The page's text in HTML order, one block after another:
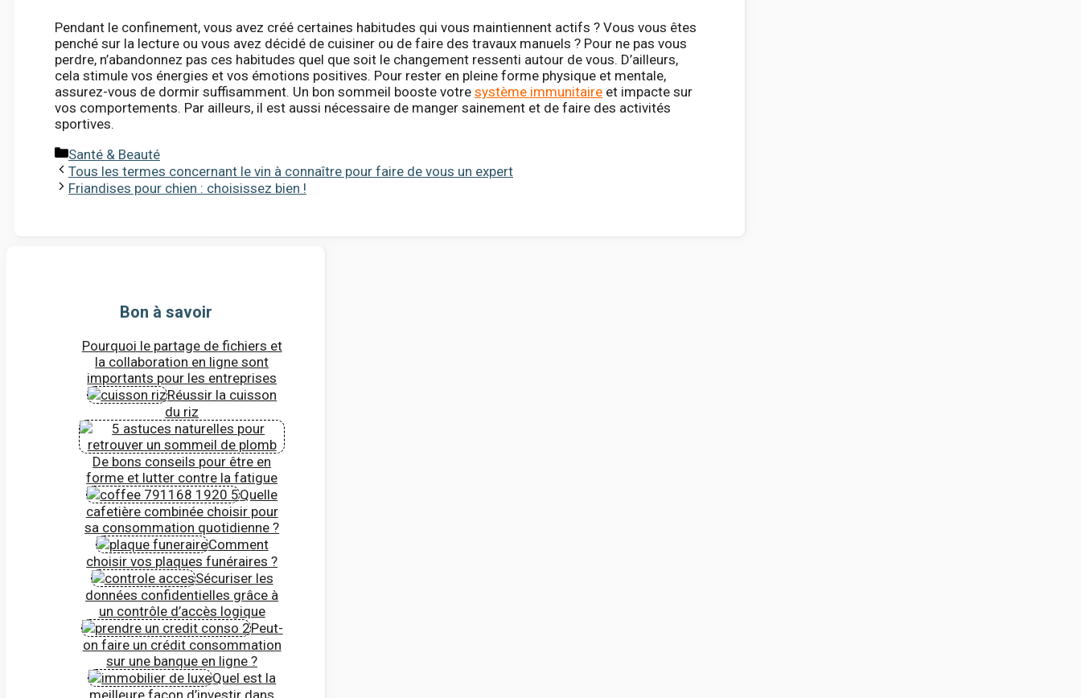
Pendant le confinement, vous avez créé certaines habitudes qui vous maintiennent actifs ? Vous vous êtes
penché sur la lecture ou vous avez décidé de cuisiner ou de faire des travaux manuels ? Pour ne pas vous
perdre, n’abandonnez pas ces habitudes quel que soit le changement ressenti autour de vous. D’ailleurs,
cela stimule vos énergies et vos émotions positives. Pour rester en pleine forme physique et mentale,
assurez-vous de dormir suffisamment. Un bon sommeil booste votre système immunitaire et impacte sur
vos comportements. Par ailleurs, il est aussi nécessaire de manger sainement et de faire des activités
sportives.
Catégories
Santé & Beauté
Tous les termes concernant le vin à connaître pour faire de vous un expert
Friandises pour chien : choisissez bien !
Bon à savoir
Pourquoi le partage de fichiers et
la collaboration en ligne sont
importants pour les entreprises
Réussir la cuisson
du riz
De bons conseils pour être en
forme et lutter contre la fatigue
Quelle
cafetière combinée choisir pour
sa consommation quotidienne ?
Comment
choisir vos plaques funéraires ?
Sécuriser les
données confidentielles grâce à
un contrôle d’accès logique
Peut-
on faire un crédit consommation
sur une banque en ligne ?
Quel est la
meilleure façon d’investir dans